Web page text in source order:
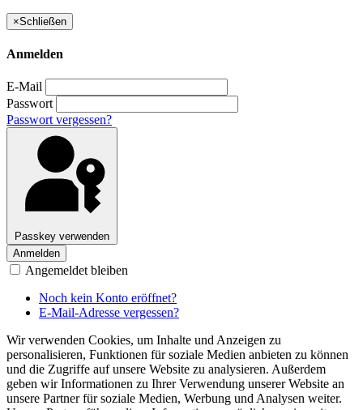
×Schließen
Anmelden
E-Mail
Passwort
Passwort vergessen?
Passkey verwenden
Anmelden
Angemeldet bleiben
Noch kein Konto eröffnet?
E-Mail-Adresse vergessen?
Wir verwenden Cookies, um Inhalte und Anzeigen zu
personalisieren, Funktionen für soziale Medien anbieten zu können
und die Zugriffe auf unsere Website zu analysieren. Außerdem
geben wir Informationen zu Ihrer Verwendung unserer Website an
unsere Partner für soziale Medien, Werbung und Analysen weiter.